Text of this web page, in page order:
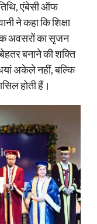
एंबेसी ऑफ
ने कहा कि शिक्षा
अवसरों का सृजन
बनाने की शक्ति
अकेले नहीं, बल्कि
होती हैं।